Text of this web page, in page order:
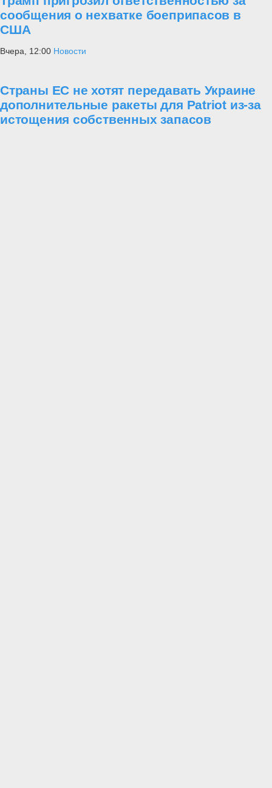
сообщения о нехватке боеприпасов в
США
Вчера, 12:00 Новости
Страны ЕС не хотят передавать Украине
дополнительные ракеты для Patriot из-за
истощения собственных запасов